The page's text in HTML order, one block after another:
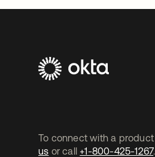
To connect with a
us or call +1-800-425-1267.